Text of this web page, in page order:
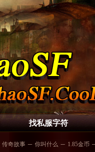
找私服字符
传奇故事 ─ 你叫什么 ─ 1.85金币